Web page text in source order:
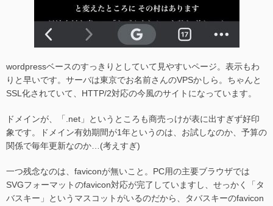
wordpressベースのすっきりとしていて見やすいページ。表示もわ
りと早いです。サーバは東京でお名前さんのVPSかしら。ちゃんと
SSL化されていて、HTTP/2対応の今風のサイトになっています。
ドメインが、「.net」というところも商売っけが表に出すぎず好印
象です。ドメイン有効期間が1年というのは、お試しなのか、予算の
関係で毎年更新なのか…(考えすぎ)
一つ残念なのは、faviconが無いこと。PC用の主要ブラウザでは
SVGフォーマットのfavicon対応が完了していますし、せっかく「タ
バスキー」というマスコットがいるのだから、タバスキーのfavicon